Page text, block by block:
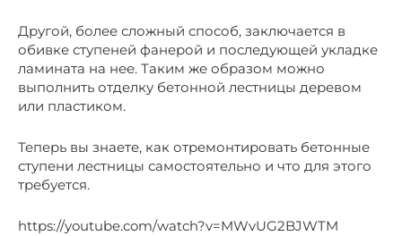
Другой, более сложный способ, заключается в
обивке ступеней фанерой и последующей укладке
ламината на нее. Таким же образом можно
выполнить отделку бетонной лестницы деревом
или пластиком.
Теперь вы знаете, как отремонтировать бетонные
ступени лестницы самостоятельно и что для этого
требуется.
https://youtube.com/watch?v=MWvUG2BJWTM